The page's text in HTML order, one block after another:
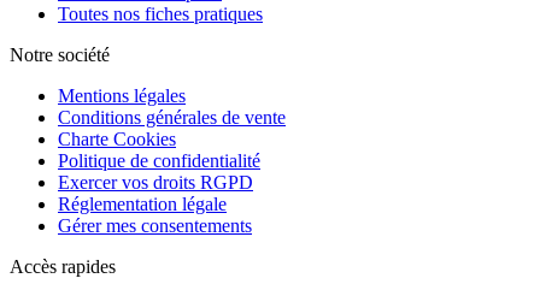
Toutes nos fiches pratiques
Notre société
Mentions légales
Conditions générales de vente
Charte Cookies
Politique de confidentialité
Exercer vos droits RGPD
Réglementation légale
Gérer mes consentements
Accès rapides